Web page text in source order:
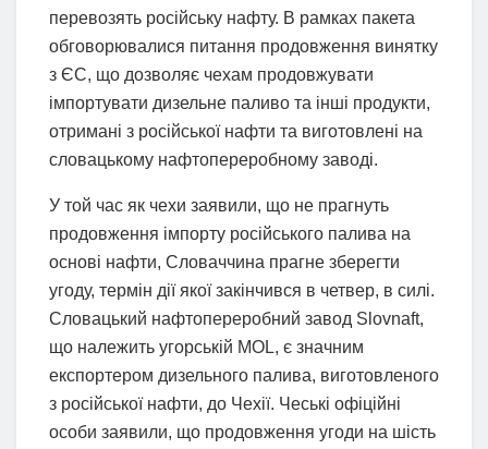
перевозять російську нафту. В рамках пакета
обговорювалися питання продовження винятку
з ЄС, що дозволяє чехам продовжувати
імпортувати дизельне паливо та інші продукти,
отримані з російської нафти та виготовлені на
словацькому нафтопереробному заводі.
У той час як чехи заявили, що не прагнуть
продовження імпорту російського палива на
основі нафти, Словаччина прагне зберегти
угоду, термін дії якої закінчився в четвер, в силі.
Словацький нафтопереробний завод Slovnaft,
що належить угорській MOL, є значним
експортером дизельного палива, виготовленого
з російської нафти, до Чехії. Чеські офіційні
особи заявили, що продовження угоди на шість